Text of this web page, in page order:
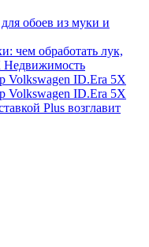
обоев из муки и
чем обработать лук,
Недвижимость
Volkswagen ID.Era 5X
Volkswagen ID.Era 5X
Plus возглавит